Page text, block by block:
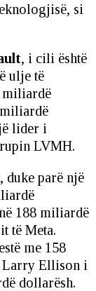
si
, i cili është
ulje të
miliardë
lider i
LVMH.
duke parë një
188 miliardë
të Meta.
me 158
Larry Ellison i
dollarësh.